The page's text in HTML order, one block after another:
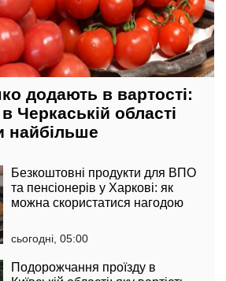
додають в вартості:
Черкаській області
найбільше
Безкоштовні продукти для ВПО
та пенсіонерів у Харкові: як
можна скористатися нагодою
сьогодні, 05:00
Подорожчання проїзду в